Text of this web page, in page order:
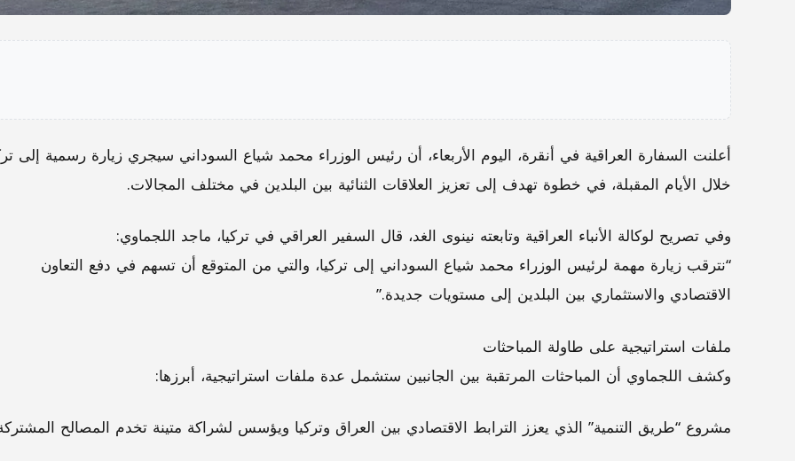
أعلنت السفارة العراقية في أنقرة، اليوم الأربعاء، أن رئيس الوزراء محمد شياع السوداني سيجري زيارة رسمية إلى
خلال الأيام المقبلة، في خطوة تهدف إلى تعزيز العلاقات الثنائية بين البلدين في مختلف المجالات.
وفي تصريح لوكالة الأنباء العراقية وتابعته نينوى الغد، قال السفير العراقي في تركيا، ماجد اللجماوي:
“نترقب زيارة مهمة لرئيس الوزراء محمد شياع السوداني إلى تركيا، والتي من المتوقع أن تسهم في دفع التعاون
الاقتصادي والاستثماري بين البلدين إلى مستويات جديدة.”
ملفات استراتيجية على طاولة المباحثات
وكشف اللجماوي أن المباحثات المرتقبة بين الجانبين ستشمل عدة ملفات استراتيجية، أبرزها:
مشروع “طريق التنمية” الذي يعزز الترابط الاقتصادي بين العراق وتركيا ويؤسس لشراكة متينة تخدم المصالح